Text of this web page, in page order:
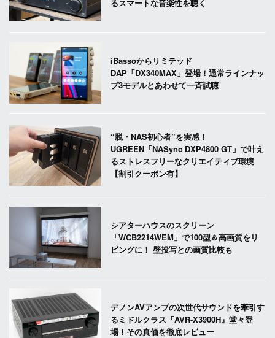
るスマートな音楽性を聴く
iBassoからリミテッド
DAP「DX340MAX」登場！通常ラインナッ
プ3モデルとあわせて一斉試聴
“脱・NAS初心者”を実感！
UGREEN「NASync DXP4800 GT」で叶え
るストレスフリーなクリエイティブ環境
【割引クーポン有】
シアターハウスのスクリーン
「WCB2214WEM」で100型＆高画質をリ
ビングに！ 壁投写との画質比較も
デノンAVアンプの次世代サウンドを牽引す
るミドルクラス『AVR-X3900H』堂々登
場！その真価を徹底レビュー